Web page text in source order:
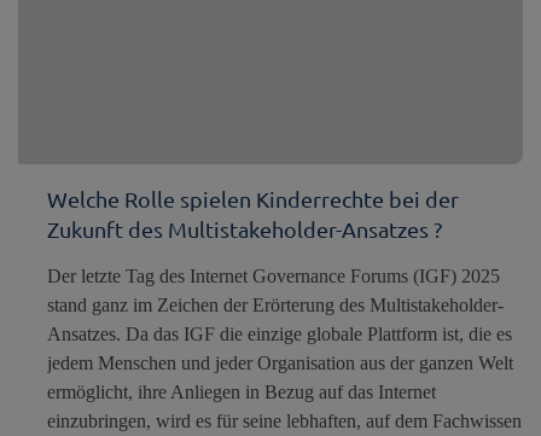
Welche Rolle spielen Kinderrechte bei der
Zukunft des Multistakeholder-Ansatzes ?
Der letzte Tag des Internet Governance Forums (IGF) 2025
stand ganz im Zeichen der Erörterung des Multistakeholder-
Ansatzes. Da das IGF die einzige globale Plattform ist, die es
jedem Menschen und jeder Organisation aus der ganzen Welt
ermöglicht, ihre Anliegen in Bezug auf das Internet
einzubringen, wird es für seine lebhaften, auf dem Fachwissen